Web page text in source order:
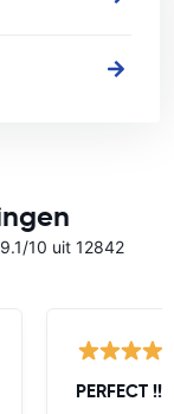
10 uit 12842
PERFECT